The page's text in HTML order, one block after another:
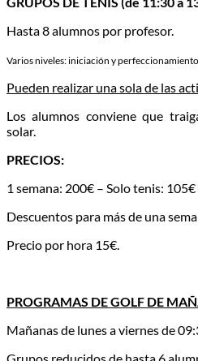
Hasta 8 alumnos por profesor.
Varios niveles: iniciación y perfeccionamiento.
Pueden realizar una sola de las
Los alumnos conviene que
solar.
PRECIOS:
1 semana: 200€ – Solo tenis: 105€
Descuentos para más de una
Precio por hora 15€.
PROGRAMAS DE GOLF DE
Mañanas de lunes a viernes de